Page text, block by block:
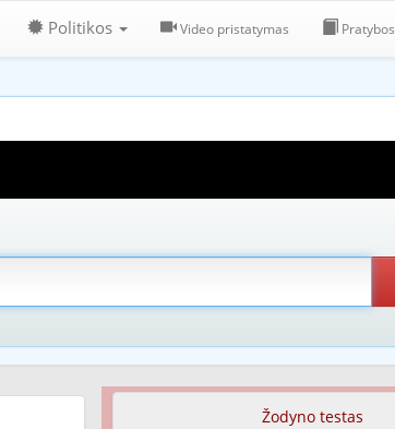
Politikos Video pristatymas Pratybos
Žodyno testas